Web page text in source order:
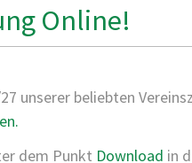
Online!
unserer beliebten
dem Punkt Download in